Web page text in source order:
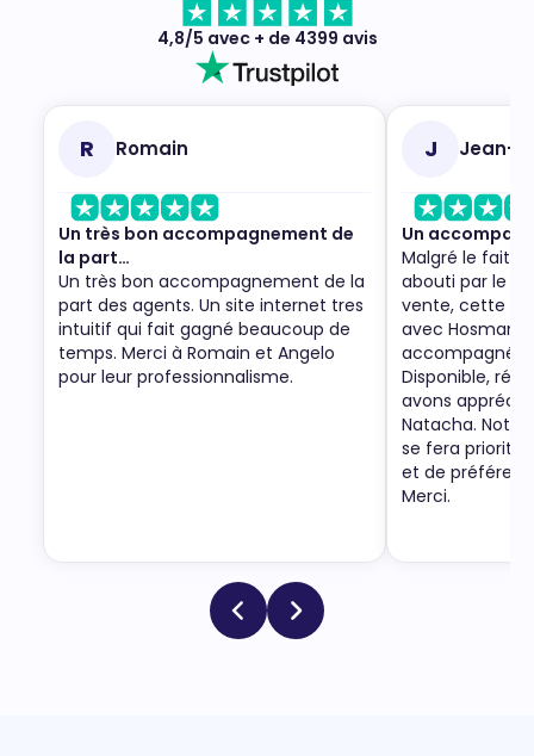
4,8/5 avec + de 4399 avis
R Romain
Un très bon accompagnement de
la part…
Un très bon accompagnement de la
part des agents. Un site internet tres
intuitif qui fait gagné beaucoup de
temps. Merci à Romain et Angelo
pour leur professionnalisme.
J Jean-
Un
Malgré le fait
abouti par le
vente, cette
avec Hosman
accompagnée
Disponible, ré-
avons
Natacha.
se fera
et de
Merci.